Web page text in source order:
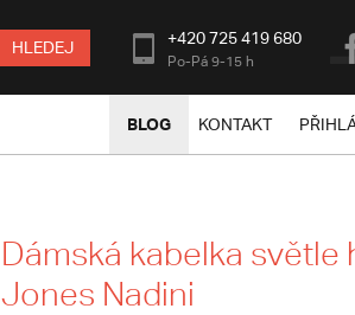
HLEDEJ +420 725 419 680
Po-Pá 9-15 h
BLOG KONTAKT
Dámská kabelka světle
Jones Nadini